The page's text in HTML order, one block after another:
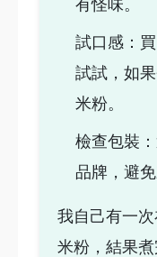
有怪味。
試口感：
試試，如
米粉。
檢查包裝
品牌，避
我自己有一
米粉，結果